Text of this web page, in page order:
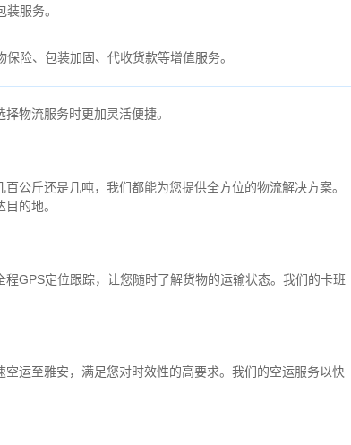
服务。
险、包装加固、代收货款等增值服务。
物流服务时更加灵活便捷。
公斤还是几吨，我们都能为您提供全方位的物流解决方案。
的地。
GPS定位跟踪，让您随时了解货物的运输状态。我们的卡班
运至雅安，满足您对时效性的高要求。我们的空运服务以快